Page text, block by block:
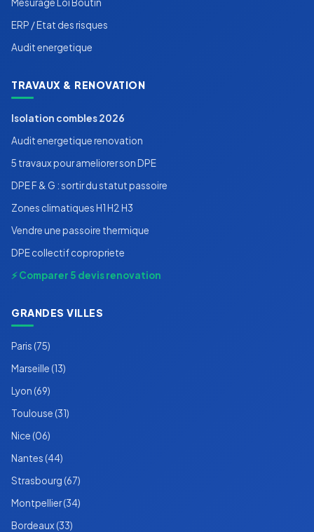
Mesurage Loi Boutin
ERP / Etat des risques
Audit energetique
TRAVAUX & RENOVATION
Isolation combles 2026
Audit energetique renovation
5 travaux pour ameliorer son DPE
DPE F & G : sortir du statut passoire
Zones climatiques H1 H2 H3
Vendre une passoire thermique
DPE collectif copropriete
⚡ Comparer 5 devis renovation
GRANDES VILLES
Paris (75)
Marseille (13)
Lyon (69)
Toulouse (31)
Nice (06)
Nantes (44)
Strasbourg (67)
Montpellier (34)
Bordeaux (33)